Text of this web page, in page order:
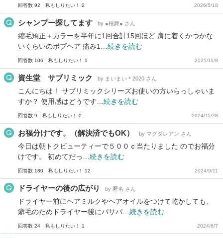
回答数 92 私もしりたい！ 2 2026/5/18
シャンプー探してます by ●桜舞● さん
縮毛矯正＋カラーを半年に1回合計15回ほど 肩に着くかつかな
いくらいのボブヘア 痛み1… 続きを読む
回答数 106 私もしりたい！ 1 2025/11/8
資生堂 サブリミック by まいまい＊2020 さん
こんにちは！ サブリミックシリーズお使いの方いらっしゃいま
すか？ 使用感はどうです… 続きを読む
回答数 9 私もしりたい！ 0 2024/11/28
お福分けです。（解決済でもOK） by マグダレアン さん
今日は朝トクビューティーで５００ｃ当たりました のでお福分
けです。 初めてだっ… 続きを読む
回答数 180 私もしりたい！ 12 2024/9/11
ドライヤーの後の広がり by 匿名 さん
ドライヤー前にヘアミルクやヘアオイルをつけて乾かしても、
癖毛のためドライヤー後にパサパ… 続きを読む
回答数 24 私もしりたい！ 1 2024/6/7